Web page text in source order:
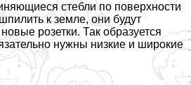
стeбли по поверхности
к земле, они будут
розетки. Так образуется
нужны низкие и широкие